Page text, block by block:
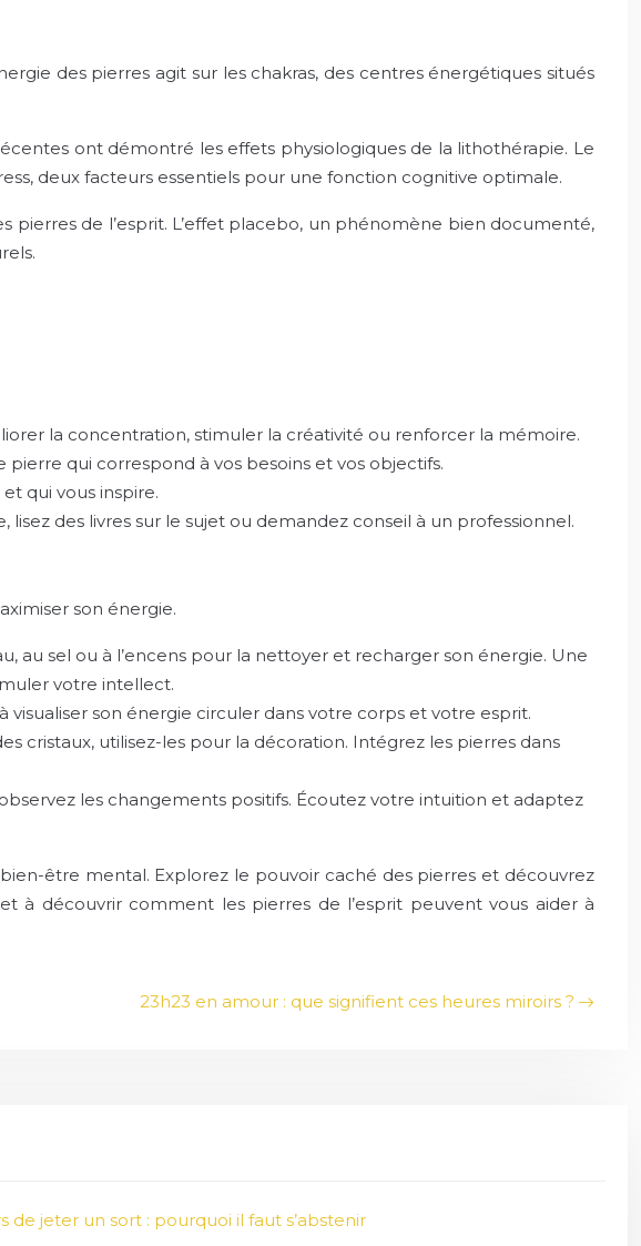
des pierres agit sur les chakras, des centres énergétiques situés
ont démontré les effets physiologiques de la lithothérapie. Le
deux facteurs essentiels pour une fonction cognitive optimale.
de l’esprit. L’effet placebo, un phénomène bien documenté,
la concentration, stimuler la créativité ou renforcer la mémoire.
pierre qui correspond à vos besoins et vos objectifs.
qui vous inspire.
lisez des livres sur le sujet ou demandez conseil à un professionnel.
son énergie.
au sel ou à l’encens pour la nettoyer et recharger son énergie. Une
votre intellect.
son énergie circuler dans votre corps et votre esprit.
cristaux, utilisez-les pour la décoration. Intégrez les pierres dans
les changements positifs. Écoutez votre intuition et adaptez
être mental. Explorez le pouvoir caché des pierres et découvrez
à découvrir comment les pierres de l’esprit peuvent vous aider à
23h23 en amour : que signifient ces heures miroirs ?
de jeter un sort : pourquoi il faut s’abstenir